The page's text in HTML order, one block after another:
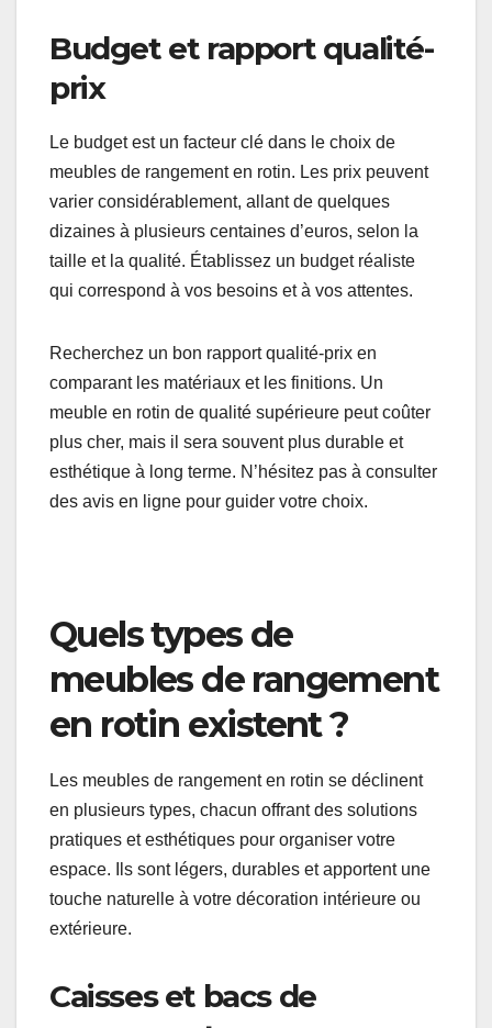
Considérez également les couleurs et les motifs.
Les meubles en rotin peuvent être trouvés dans
des teintes neutres ou plus vives, selon votre
choisi complète le reste de votre mobilier.
Budget et rapport qualité-
prix
meubles de rangement en rotin. Les prix peuvent
varier considérablement, allant de quelques
dizaines à plusieurs centaines d’euros, selon la
taille et la qualité. Établissez un budget réaliste
qui correspond à vos besoins et à vos attentes.
plus cher, mais il sera souvent plus durable et
esthétique à long terme. N’hésitez pas à consulter
des avis en ligne pour guider votre choix.
Quels types de